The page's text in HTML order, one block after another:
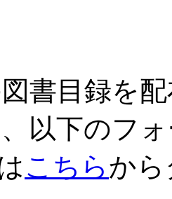
書目録を
以下のフ
こちらか